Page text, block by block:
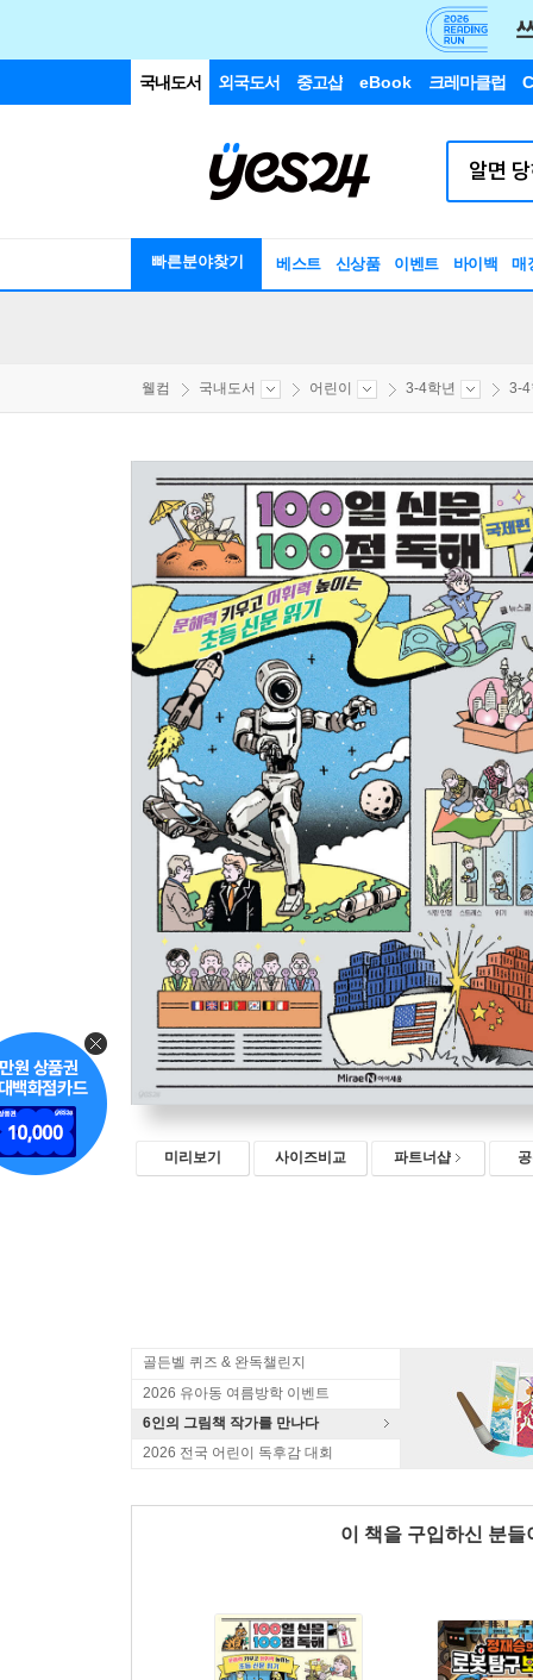
국내도서 외국도서 중고샵 eBook 크레마클럽
빠른분야찾기 베스트 신상품 이벤트 바이백 매
웰컴 국내도서 어린이 3-4학년 3-4
미리보기 사이즈비교 파트너샵
골든벨 퀴즈 & 완독챌린지
2026 유아동 여름방학 이벤트
6인의 그림책 작가를 만나다
2026 전국 어린이 독후감 대회
이 책을 구입하신 분